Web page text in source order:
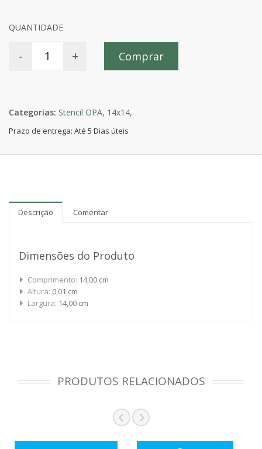
QUANTIDADE
- + Comprar
Categorias: Stencil OPA, 14x14,
Prazo de entrega: Até 5 Dias úteis
Descrição Comentar
Dimensões do Produto
Comprimento: 14,00 cm
Altura: 0,01 cm
Largura: 14,00 cm
PRODUTOS RELACIONADOS